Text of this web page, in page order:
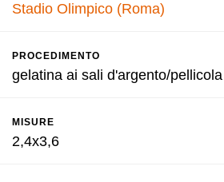
Stadio Olimpico (Roma)
PROCEDIMENTO
gelatina ai sali d'argento/
MISURE
2,4x3,6